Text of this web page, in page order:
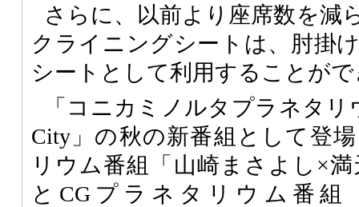
さらに、以前より座席数を減
クライニングシートは、肘掛
シートとして利用することが
「コニカミノルタプラネタリ
City」の秋の新番組として登
リウム番組「山崎まさよし×
とCGプラネタリウム番組「